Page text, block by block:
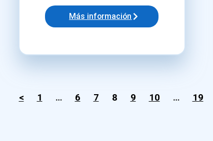
Más información
< 1 … 6 7 8 9 10 … 19